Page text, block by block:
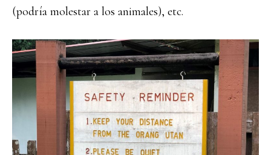
(podría molestar a los animales), etc.